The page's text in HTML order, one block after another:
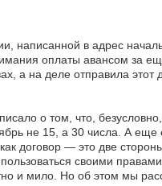
написанной в адрес
оплаты авансом за
а на деле отправила этот
о том, что,
не 15, а 30 числа. А
договор — это две
своими
и мило. Но об этом мы